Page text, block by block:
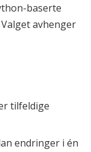
baserte
avhenger
tilfeldige
endringer i én